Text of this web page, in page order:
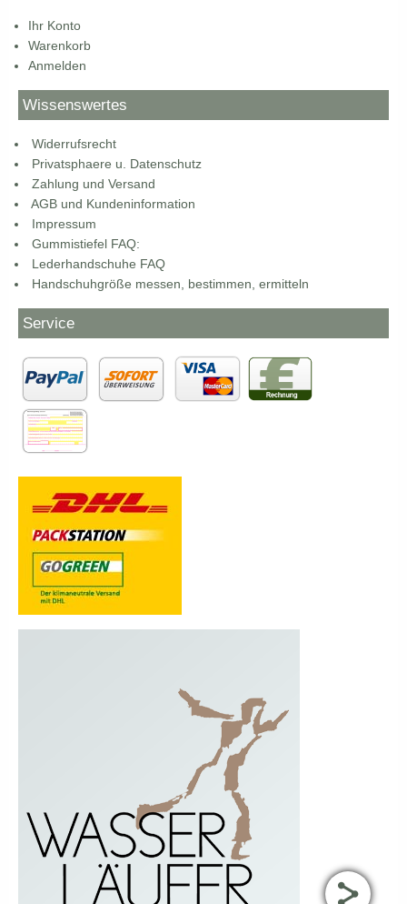
Ihr Konto
Warenkorb
Anmelden
Wissenswertes
Widerrufsrecht
Privatsphaere u. Datenschutz
Zahlung und Versand
AGB und Kundeninformation
Impressum
Gummistiefel FAQ:
Lederhandschuhe FAQ
Handschuhgröße messen, bestimmen, ermitteln
Service